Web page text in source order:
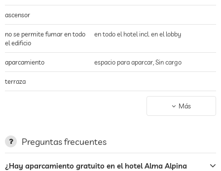
ascensor
no se permite fumar en todo
el edificio
en todo el hotel incl. en el lobby
aparcamiento espacio para aparcar, Sin cargo
terraza
hamacas
Más
Preguntas frecuentes
¿Hay aparcamiento gratuito en el hotel Alma Alpina